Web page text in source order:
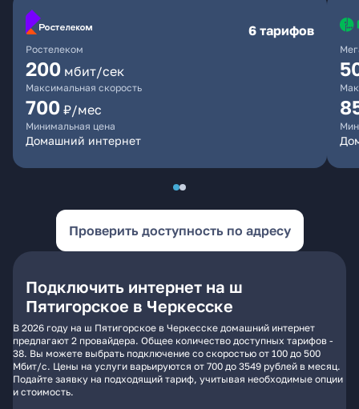
Ростелеком
6 тарифов
200 мбит/сек
Максимальная скорость
700 ₽/мес
Минимальная цена
Домашний интернет
Проверить доступность по адресу
Подключить интернет на ш
Пятигорское в Черкесске
В 2026 году на ш Пятигорское в Черкесске домашний интернет
предлагают 2 провайдера. Общее количество доступных тарифов -
38. Вы можете выбрать подключение со скоростью от 100 до 500
Мбит/с. Цены на услуги варьируются от 700 до 3549 рублей в месяц.
Подайте заявку на подходящий тариф, учитывая необходимые опции
и стоимость.